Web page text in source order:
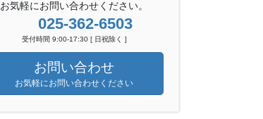
お気軽にお問い合わせください。
025-362-6503
受付時間 9:00-17:30 [ 日祝除く ]
お問い合わせ
お気軽にお問い合わせください